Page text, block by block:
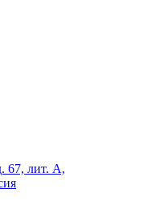
67, лит. А,